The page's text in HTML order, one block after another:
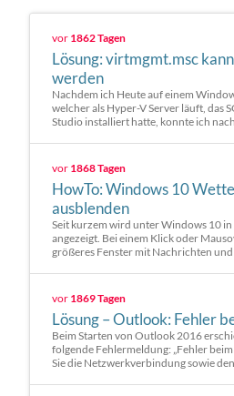
vor 1862 Tagen
Lösung: virtmgmt.msc
werden
Nachdem ich Heute auf einem
welcher als Hyper-V Server läuft, das
Studio installiert hatte, konnte ich
vor 1868 Tagen
HowTo: Windows 10
ausblenden
Seit kurzem wird unter Windows 10 in
angezeigt. Bei einem Klick oder
größeres Fenster mit Nachrichten
vor 1869 Tagen
Lösung – Outlook: Fehler
Beim Starten von Outlook 2016
folgende Fehlermeldung: „Fehler
Sie die Netzwerkverbindung sowie